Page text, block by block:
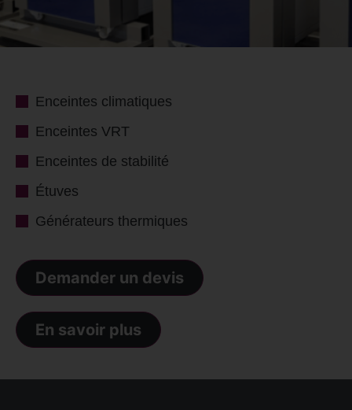
Enceintes climatiques
Enceintes VRT
Enceintes de stabilité
Étuves
Générateurs thermiques
Demander un devis
En savoir plus